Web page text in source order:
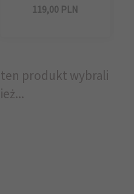
119,00 PLN
produkt wybrali